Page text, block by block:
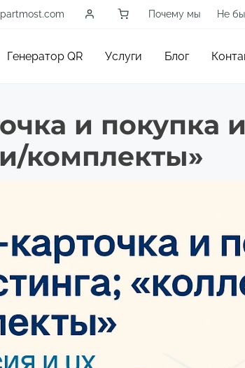
Почему мы Не
Генератор QR Услуги Блог
и покупка
комплекты»